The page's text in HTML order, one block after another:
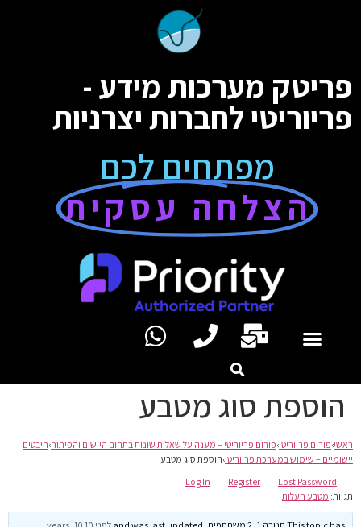
פריטק מערכות מידע -
פריוריטי לחברות יצרניות
מפתחים לכם
הצלחה עסקית
הוספת סוג מטבע
ראשי›פורום פריוריטי›פורום פריוריטי – מענה על שאלות שונות בתחום היישום והפיתוח›היבטים
יישומיים – שימוש במערכת פריוריטי›הוספת סוג מטבע
Log In
Register
Lost Password
תגיות: מטבע העלות
This topic has תגובה 1, 2 משתתפים, and was last updated
לפני 10 years, 10